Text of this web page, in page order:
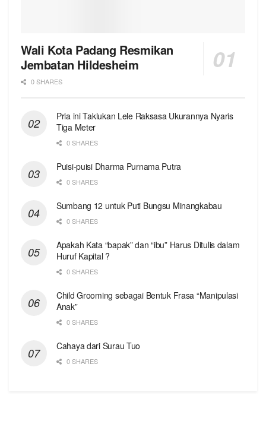
Wali Kota Padang Resmikan
Jembatan Hildesheim
0 SHARES
Pria ini Taklukan Lele Raksasa Ukurannya Nyaris
Tiga Meter
0 SHARES
Puisi-puisi Dharma Purnama Putra
0 SHARES
Sumbang 12 untuk Puti Bungsu Minangkabau
0 SHARES
Apakah Kata “bapak” dan “ibu” Harus Ditulis dalam
Huruf Kapital ?
0 SHARES
Child Grooming sebagai Bentuk Frasa “Manipulasi
Anak”
0 SHARES
Cahaya dari Surau Tuo
0 SHARES